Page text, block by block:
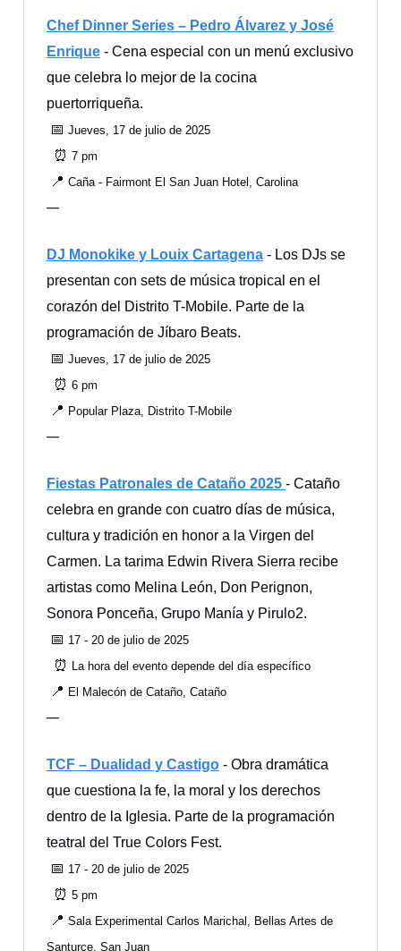
Chef Dinner Series – Pedro Álvarez y José
Enrique - Cena especial con un menú exclusivo
que celebra lo mejor de la cocina
puertorriqueña.
📅 Jueves, 17 de julio de 2025
⏰ 7 pm
📍 Caña - Fairmont El San Juan Hotel, Carolina
—
DJ Monokike y Louix Cartagena - Los DJs se
presentan con sets de música tropical en el
corazón del Distrito T-Mobile. Parte de la
programación de Jíbaro Beats.
📅 Jueves, 17 de julio de 2025
⏰ 6 pm
📍 Popular Plaza, Distrito T-Mobile
—
Fiestas Patronales de Cataño 2025 - Cataño
celebra en grande con cuatro días de música,
cultura y tradición en honor a la Virgen del
Carmen. La tarima Edwin Rivera Sierra recibe
artistas como Melina León, Don Perignon,
Sonora Ponceña, Grupo Manía y Pirulo2.
📅 17 - 20 de julio de 2025
⏰ La hora del evento depende del día específico
📍 El Malecón de Cataño, Cataño
—
TCF – Dualidad y Castigo - Obra dramática
que cuestiona la fe, la moral y los derechos
dentro de la Iglesia. Parte de la programación
teatral del True Colors Fest.
📅 17 - 20 de julio de 2025
⏰ 5 pm
📍 Sala Experimental Carlos Marichal, Bellas Artes de
Santurce, San Juan